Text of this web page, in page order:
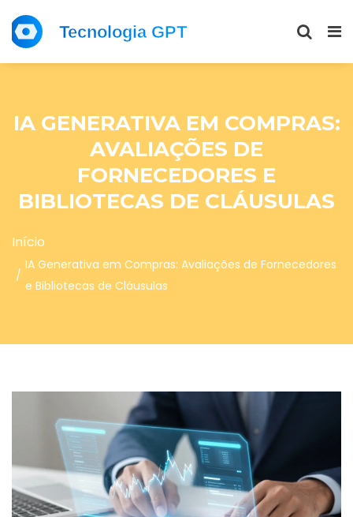
IA GENERATIVA EM COMPRAS:
AVALIAÇÕES DE
FORNECEDORES E
BIBLIOTECAS DE CLÁUSULAS
Início
IA Generativa em Compras: Avaliações de Fornecedores
e Bibliotecas de Cláusulas